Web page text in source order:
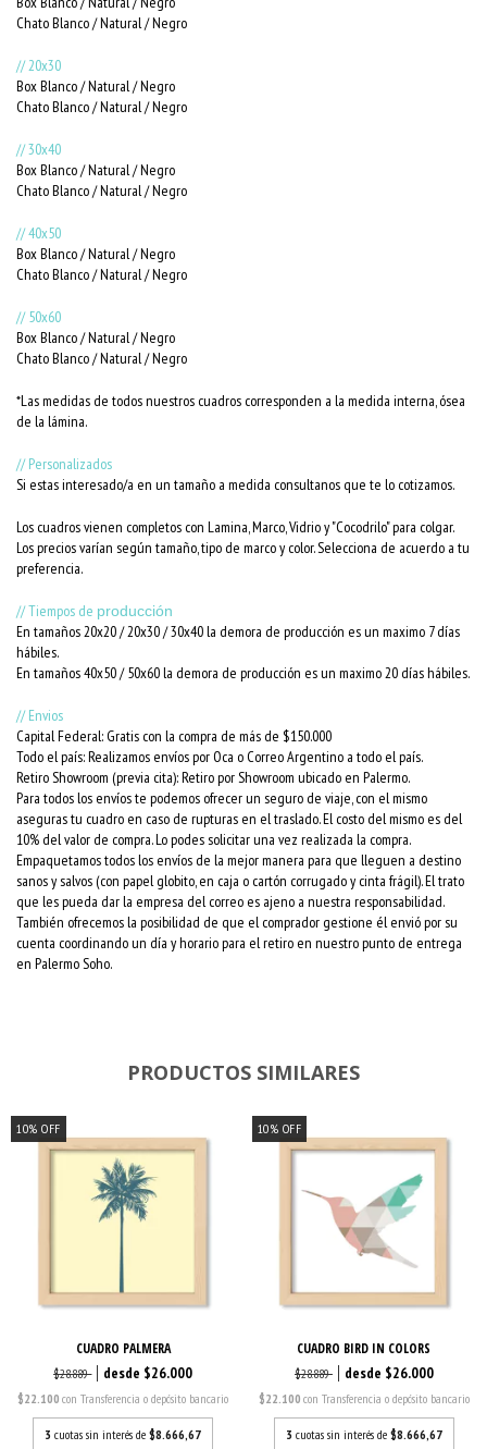
Chato Blanco / Natural / Negro
// 20x30
Box Blanco / Natural / Negro
Chato Blanco / Natural / Negro
// 30x40
Box Blanco / Natural / Negro
Chato Blanco / Natural / Negro
// 40x50
Box Blanco / Natural / Negro
Chato Blanco / Natural / Negro
// 50x60
Box Blanco / Natural / Negro
Chato Blanco / Natural / Negro
*Las medidas de todos nuestros cuadros corresponden a la medida interna, ósea
de la lámina.
// Personalizados
Si estas interesado/a en un tamaño a medida consultanos que te lo cotizamos.
Los cuadros vienen completos con Lamina, Marco, Vidrio y "Cocodrilo" para colgar.
Los precios varían según tamaño, tipo de marco y color. Selecciona de acuerdo a tu
preferencia.
// Tiempos de producción
En tamaños 20x20 / 20x30 / 30x40 la demora de producción es un maximo 7 días
hábiles.
En tamaños 40x50 / 50x60 la demora de producción es un maximo 20 días hábiles.
// Envios
Capital Federal: Gratis con la compra de más de $150.000
Todo el país: Realizamos envíos por Oca o Correo Argentino a todo el país.
Retiro Showroom (previa cita): Retiro por Showroom ubicado en Palermo.
Para todos los envíos te podemos ofrecer un seguro de viaje, con el mismo
aseguras tu cuadro en caso de rupturas en el traslado. El costo del mismo es del
10% del valor de compra. Lo podes solicitar una vez realizada la compra.
Empaquetamos todos los envíos de la mejor manera para que lleguen a destino
sanos y salvos (con papel globito, en caja o cartón corrugado y cinta frágil). El trato
que les pueda dar la empresa del correo es ajeno a nuestra responsabilidad.
También ofrecemos la posibilidad de que el comprador gestione él envió por su
cuenta coordinando un día y horario para el retiro en nuestro punto de entrega
en Palermo Soho.
PRODUCTOS SIMILARES
10% OFF
CUADRO PALMERA
$28.889 $26.000
$22.100con Transferencia o depósito bancario
3 cuotas sin interés de$8.666,67
10% OFF
CUADRO BIRD IN COLORS
$28.889 $26.000
$22.100 con Transferencia o depósito bancario
3 cuotas sin interés de $8.666,67